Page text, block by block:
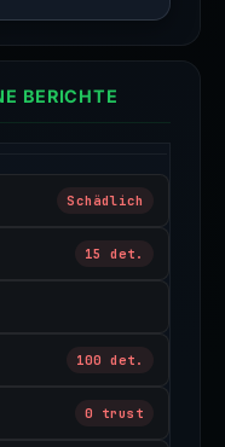
BERICHTE
Schädlich
15 det.
100 det.
0 trust